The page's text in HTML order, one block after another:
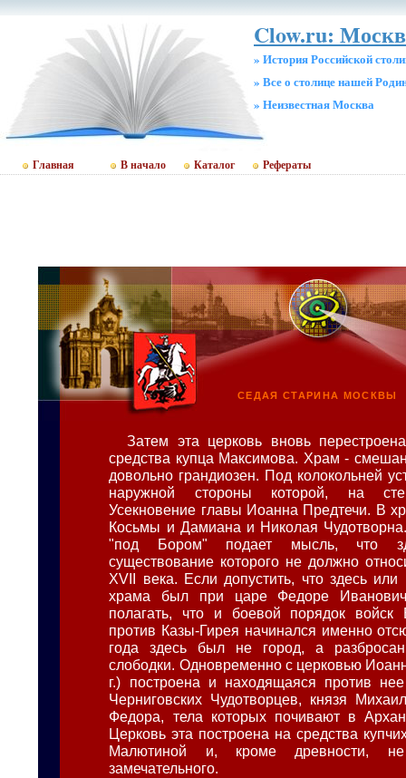
Clow.ru:
» История Российской
» Все о столице нашей
» Неизвестная Москва
Главная В начало Каталог Рефераты
СЕДАЯ СТАРИНА МОСКВЫ
Затем эта церковь вновь
средства купца Максимова. Храм -
довольно грандиозен. Под колокольней
наружной стороны которой, на
Усекновение главы Иоанна Предтечи. В
Косьмы и Дамиана и Николая
"под Бором" подает мысль, что
существование которого не должно
XVII века. Если допустить, что здесь или
храма был при царе Федоре
полагать, что и боевой порядок войск
против Казы-Гирея начинался именно
года здесь был не город, а
слободки. Одновременно с церковью
г.) построена и находящаяся против
Черниговских Чудотворцев, князя
Федора, тела которых почивают в
Церковь эта построена на средства
Малютиной и, кроме древности,
замечательного.